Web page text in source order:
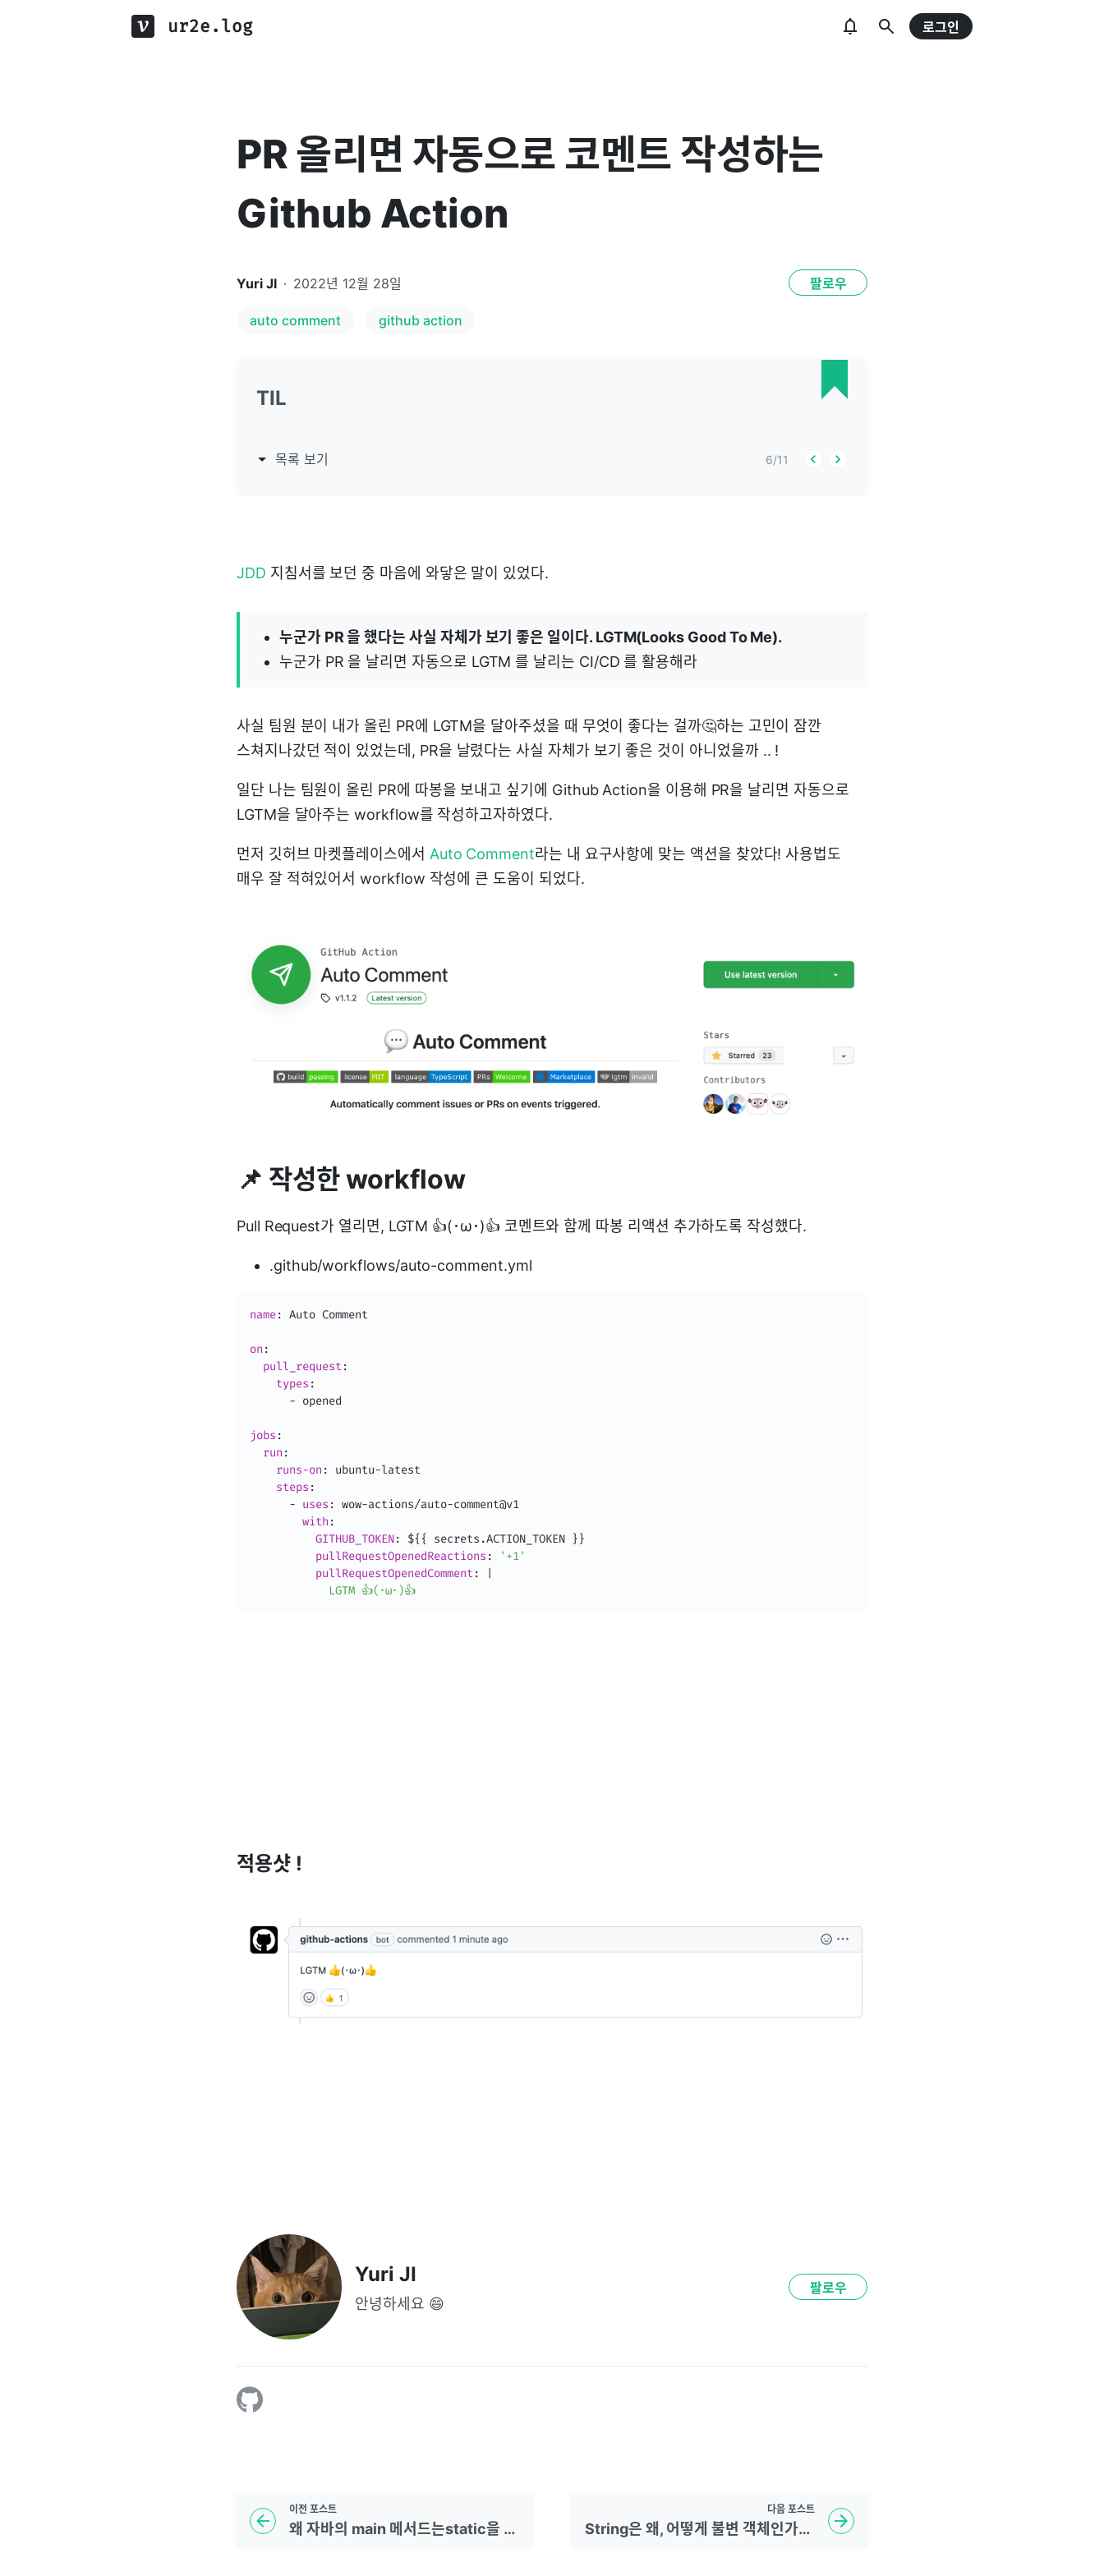
ur2e.log 로그인
PR 올리면 자동으로 코멘트 작성하는
Github Action
Yuri JI · 2022년 12월 28일 팔로우
auto comment github action
TIL
목록 보기 6/11
JDD 지침서를 보던 중 마음에 와닿은 말이 있었다.
누군가 PR 을 했다는 사실 자체가 보기 좋은 일이다. LGTM(Looks Good To Me).
누군가 PR 을 날리면 자동으로 LGTM 를 날리는 CI/CD 를 활용해라
사실 팀원 분이 내가 올린 PR에 LGTM을 달아주셨을 때 무엇이 좋다는 걸까🤔하는 고민이 잠깐
스쳐지나갔던 적이 있었는데, PR을 날렸다는 사실 자체가 보기 좋은 것이 아니었을까 .. !
일단 나는 팀원이 올린 PR에 따봉을 보내고 싶기에 Github Action을 이용해 PR을 날리면 자동으로
LGTM을 달아주는 workflow를 작성하고자하였다.
먼저 깃허브 마켓플레이스에서 Auto Comment라는 내 요구사항에 맞는 액션을 찾았다! 사용법도
매우 잘 적혀있어서 workflow 작성에 큰 도움이 되었다.
📌 작성한 workflow
Pull Request가 열리면, LGTM 👍(･ω･)👍 코멘트와 함께 따봉 리액션 추가하도록 작성했다.
.github/workflows/auto-comment.yml
name: Auto Comment
on :
pull_request :
types :
- opened
jobs :
run :
runs-on : ubuntu-latest
steps :
- uses : wow-actions/auto-comment@v1
with :
GITHUB_TOKEN: ${{ secrets.ACTION_TOKEN }}
pullRequestOpenedReactions :
'+1'
pullRequestOpenedComment :
            LGTM 👍(･ω･)👍
적용샷 !
Yuri JI
안녕하세요 😄
팔로우
이전 포스트
왜 자바의 main 메서드는static을 사용할까?, 메서드 선언부의 의미
다음 포스트
String은 왜, 어떻게 불변 객체인가요? String Constant Pool